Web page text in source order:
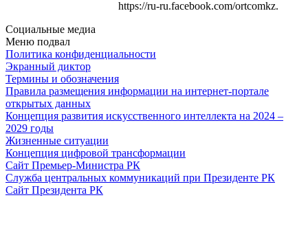
https://ru-ru.facebook.com/ortcomkz.
Социальные медиа
Меню подвал
Политика конфиденциальности
Экранный диктор
Термины и обозначения
Правила размещения информации на интернет-портале
открытых данных
Концепция развития искусственного интеллекта на 2024 –
2029 годы
Жизненные ситуации
Концепция цифровой трансформации
Сайт Премьер-Министра РК
Служба центральных коммуникаций при Президенте РК
Сайт Президента РК